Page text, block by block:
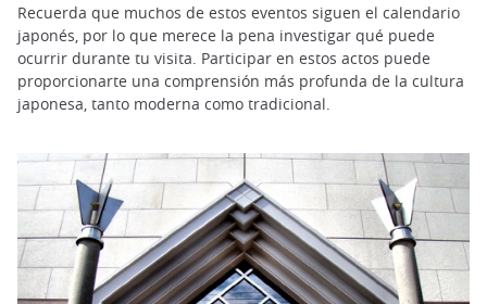
Recuerda que muchos de estos eventos siguen el calendario
japonés, por lo que merece la pena investigar qué puede
ocurrir durante tu visita. Participar en estos actos puede
proporcionarte una comprensión más profunda de la cultura
japonesa, tanto moderna como tradicional.